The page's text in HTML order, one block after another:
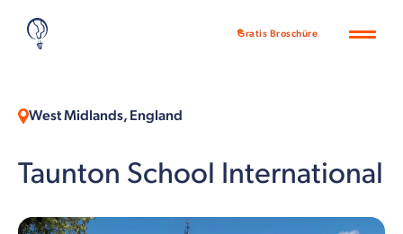
Gratis Broschüre
West Midlands, England
Taunton School International